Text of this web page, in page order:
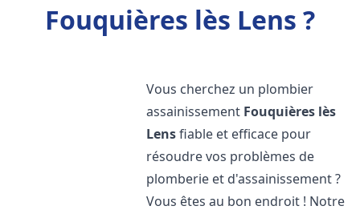
Fouquières lès Lens ?
Vous cherchez un plombier
assainissement Fouquières lès
Lensfiable et efficace pour
résoudre vos problèmes de
plomberie et d'assainissement ?
Vous êtes au bon endroit ! Notre